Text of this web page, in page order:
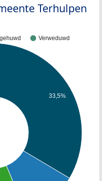
Terhulpen
Verweduwd
33,5%